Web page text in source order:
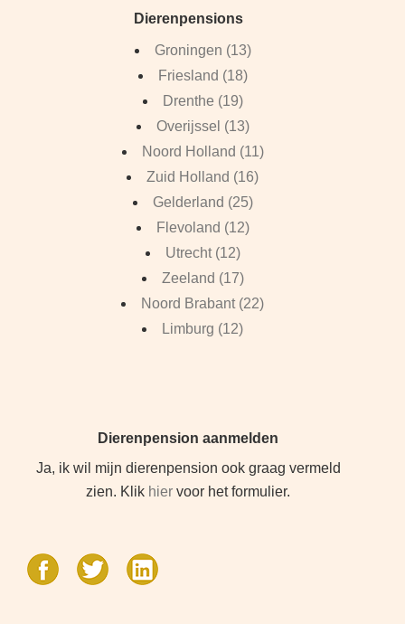
Dierenpensions
Groningen (13)
Friesland (18)
Drenthe (19)
Overijssel (13)
Noord Holland (11)
Zuid Holland (16)
Gelderland (25)
Flevoland (12)
Utrecht (12)
Zeeland (17)
Noord Brabant (22)
Limburg (12)
Dierenpension aanmelden
Ja, ik wil mijn dierenpension ook graag vermeld
zien. Klik hier voor het formulier.